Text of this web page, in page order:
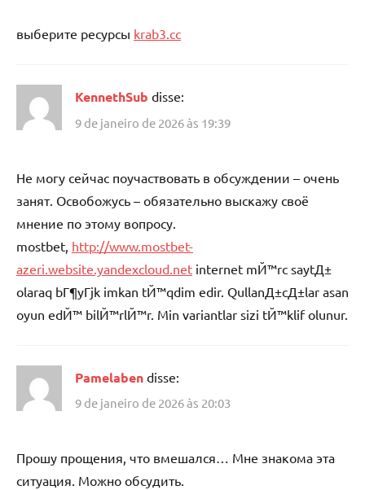
выберите ресурсы krab3.cc
KennethSub disse:
9 de janeiro de 2026 às 19:39
Не могу сейчас поучаствовать в обсуждении – очень
занят. Освобожусь – обязательно выскажу своё
мнение по этому вопросу.
mostbet, http://www.mostbet-
azeri.website.yandexcloud.net internet mЙ™rc saytД±
olaraq bГ¶yГјk imkan tЙ™qdim edir. QullanД±cД±lar asan
oyun edЙ™ bilЙ™rlЙ™r. Min variantlar sizi tЙ™klif olunur.
Pamelaben disse:
9 de janeiro de 2026 às 20:03
Прошу прощения, что вмешался… Мне знакома эта
ситуация. Можно обсудить.